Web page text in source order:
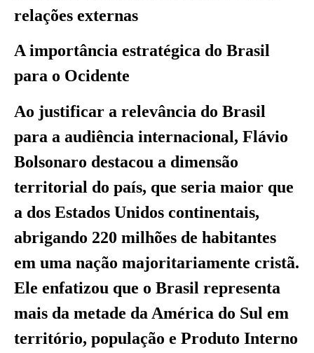
relações externas
A importância estratégica do Brasil
para o Ocidente
Ao justificar a relevância do Brasil
para a audiência internacional, Flávio
Bolsonaro destacou a dimensão
territorial do país, que seria maior que
a dos Estados Unidos continentais,
abrigando 220 milhões de habitantes
em uma nação majoritariamente cristã.
Ele enfatizou que o Brasil representa
mais da metade da América do Sul em
território, população e Produto Interno